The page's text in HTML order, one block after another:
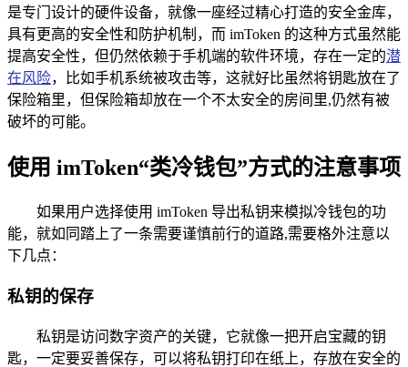
是专门设计的硬件设备，就像一座经过精心打造的安全金库，
具有更高的安全性和防护机制，而 imToken 的这种方式虽然能
提高安全性，但仍然依赖于手机端的软件环境，存在一定的潜
在风险，比如手机系统被攻击等，这就好比虽然将钥匙放在了
保险箱里，但保险箱却放在一个不太安全的房间里,仍然有被
破坏的可能。
使用 imToken“类冷钱包”方式的注意事项
如果用户选择使用 imToken 导出私钥来模拟冷钱包的功
能，就如同踏上了一条需要谨慎前行的道路,需要格外注意以
下几点：
私钥的保存
私钥是访问数字资产的关键，它就像一把开启宝藏的钥
匙，一定要妥善保存，可以将私钥打印在纸上，存放在安全的